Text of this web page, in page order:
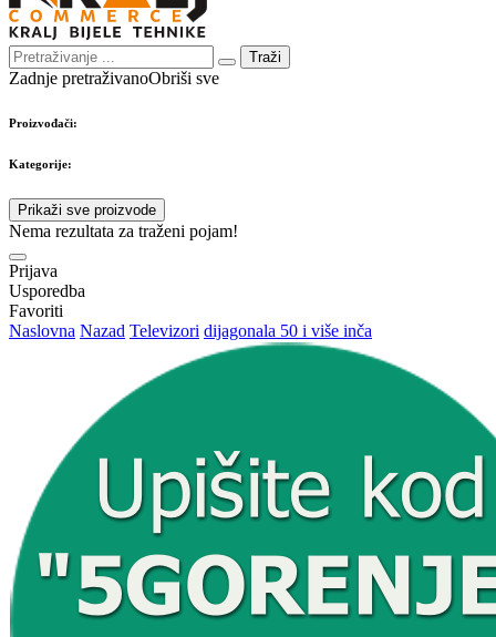
Traži
Zadnje pretraživanoObriši sve
Proizvođači:
Kategorije:
Prikaži sve proizvode
Nema rezultata za traženi pojam!
Prijava
Usporedba
Favoriti
Naslovna Nazad Televizori dijagonala 50 i više inča